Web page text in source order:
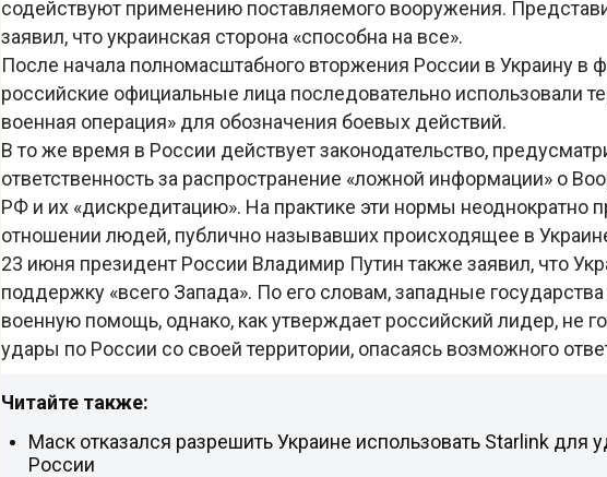
содействуют применению поставляемого вооружения.
заявил, что украинская сторона «способна на все».
После начала полномасштабного вторжения России в Украину в
российские официальные лица последовательно использовали
военная операция» для обозначения боевых действий.
В то же время в России действует законодательство,
ответственность за распространение «ложной информации» о
РФ и их «дискредитацию». На практике эти нормы неоднократно
отношении людей, публично называвших происходящее в
23 июня президент России Владимир Путин также заявил, что
поддержку «всего Запада». По его словам, западные
военную помощь, однако, как утверждает российский лидер, не
удары по России со своей территории, опасаясь возможного
Читайте также:
Маск отказался разрешить Украине использовать Starlink для
России